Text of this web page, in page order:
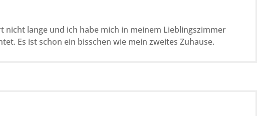
nicht lange und ich habe mich in meinem Lieblingszimmer
Es ist schon ein bisschen wie mein zweites Zuhause.